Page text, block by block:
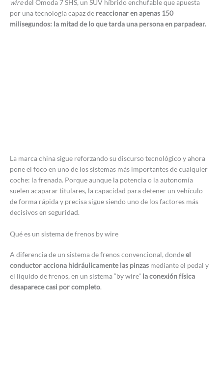
wiredel Omoda 7 SHS, un SUV híbrido enchufable que apuesta
por una tecnología capaz de reaccionar en apenas 150
milisegundos: la mitad de lo que tarda una persona en parpadear.
La marca china sigue reforzando su discurso tecnológico y ahora
pone el foco en uno de los sistemas más importantes de cualquier
coche: la frenada. Porque aunque la potencia o la autonomía
suelen acaparar titulares, la capacidad para detener un vehículo
de forma rápida y precisa sigue siendo uno de los factores más
decisivos en seguridad.
Qué es un sistema de frenos by wire
A diferencia de un sistema de frenos convencional, dondeel
conductor acciona hidráulicamente las pinzas mediante el pedal y
el líquido de frenos, en un sistema “by wire” la conexión física
desaparece casi por completo.